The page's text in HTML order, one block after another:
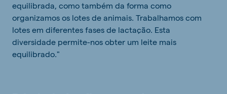
equilibrada, como também da forma como
organizamos os lotes de animais. Trabalhamos com
lotes em diferentes fases de lactação. Esta
diversidade permite-nos obter um leite mais
equilibrado."